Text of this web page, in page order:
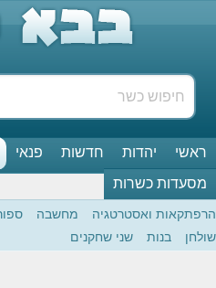
ראשי יהדות חדשות פנאי
מסעדות כשרות
הרפתקאות ואסטרטגיה מחשבה
שולחן
בנות שני שחקנים